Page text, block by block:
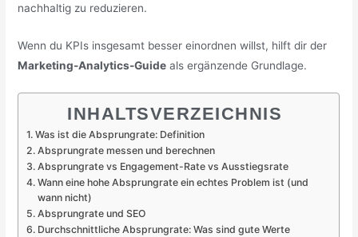
nachhaltig zu reduzieren.
Wenn du KPIs insgesamt besser einordnen willst, hilft dir der
Marketing-Analytics-Guide als ergänzende Grundlage.
INHALTSVERZEICHNIS
Was ist die Absprungrate: Definition
Absprungrate messen und berechnen
Absprungrate vs Engagement-Rate vs Ausstiegsrate
Wann eine hohe Absprungrate ein echtes Problem ist (und
wann nicht)
Absprungrate und SEO
Durchschnittliche Absprungrate: Was sind gute Werte